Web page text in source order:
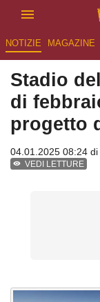
NOTIZIE MAGAZINE
Stadio
di
progetto
04.01.2025 08:24 di
VEDI LETTURE